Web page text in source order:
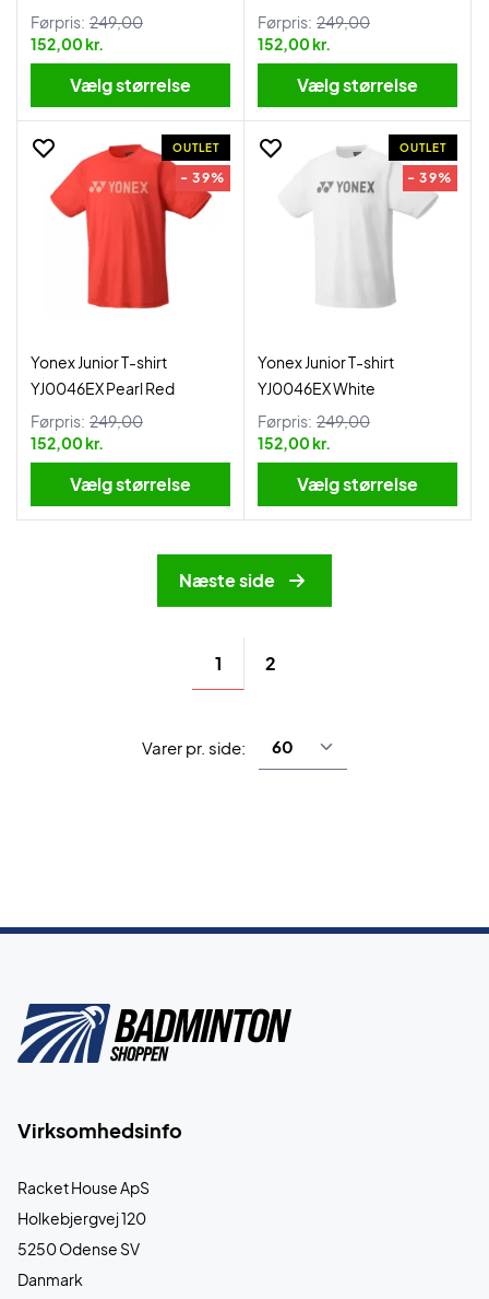
Førpris: 249,00
152,00 kr.
Vælg størrelse
Førpris: 249,00
152,00 kr.
Vælg størrelse
OUTLET
- 39%
Yonex Junior T-shirt
YJ0046EX Pearl Red
Førpris: 249,00
152,00 kr.
Vælg størrelse
OUTLET
- 39%
Yonex Junior T-shirt
YJ0046EX White
Førpris: 249,00
152,00 kr.
Vælg størrelse
Næste side
1 2
Varer pr. side:
Virksomhedsinfo
Racket House ApS
Holkebjergvej 120
5250 Odense SV
Danmark